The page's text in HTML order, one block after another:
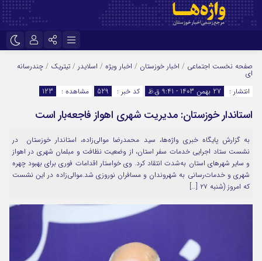
اینستاگرام
تلگرام
سروش
ایتا
آپارات
اپلیکیشن
مرا به خاطر بسپار
صفحه نخست اجتماعی / اخبار خوزستان / اخبار ویژه / اسلایدر / تیتریک / چندرسانه
ای
انتشار :
27 بهمن 1403 - 9:41 ق.ظ کد خبر : 529 مشاهده : 123
استاندار خوزستان: مدیریت شهری اهواز فاجعه‌بار است
به گزارش پایگاه خبری واژه‌ها، سید محمدرضا موالی‌زاده، استاندار خوزستان در
نشست ستاد اجرایی خدمات سفر استان، از وضعیت نظافت و مبلمان شهری در اهواز
و سایر شهرهای استان به‌شدت انتقاد کرد. وی خواستار اقدامات فوری برای بهبود چهره
شهری و خدمات‌رسانی به شهروندان و مسافران نوروزی شد.موالی‌زاده در این نشست
که امروز (شنبه ۲۷ […]